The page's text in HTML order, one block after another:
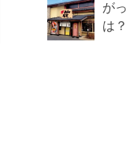
が
は？